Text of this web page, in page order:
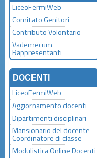
LiceoFermiWeb
Comitato Genitori
Contributo Volontario
Vademecum
Rappresentanti
DOCENTI
LiceoFermiWeb
Aggiornamento docenti
Dipartimenti disciplinari
Mansionario del docente
Coordinatore di classe
Modulistica Online Docenti